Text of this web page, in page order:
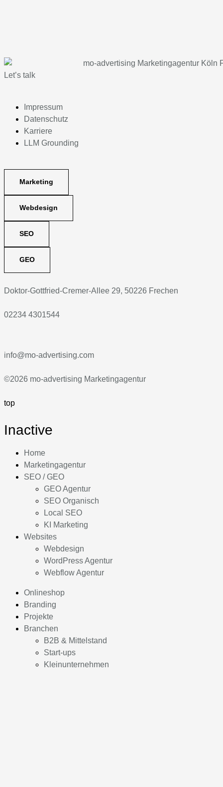
Let’s talk
Impressum
Datenschutz
Karriere
LLM Grounding
Marketing
Webdesign
SEO
GEO
Doktor-Gottfried-Cremer-Allee 29, 50226 Frechen
02234 4301544
info@mo-advertising.com
©2026 mo-advertising Marketingagentur
top
Inactive
Home
Marketingagentur
SEO / GEO
GEO Agentur
SEO Organisch
Local SEO
KI Marketing
Websites
Webdesign
WordPress Agentur
Webflow Agentur
Onlineshop
Branding
Projekte
Branchen
B2B & Mittelstand
Start-ups
Kleinunternehmen